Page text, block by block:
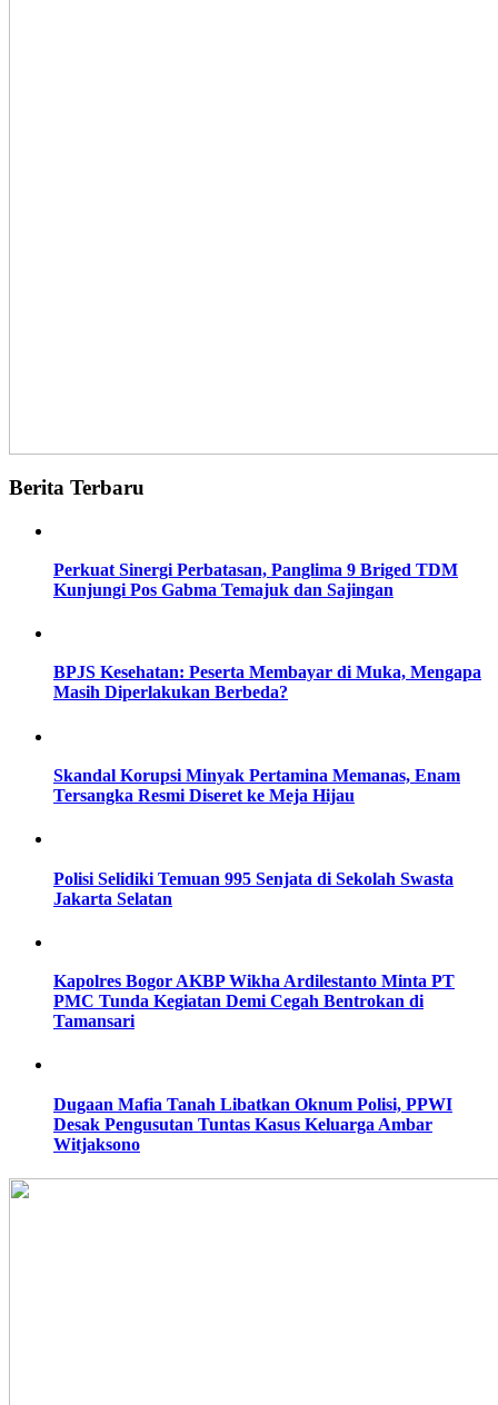
Berita Terbaru
Perkuat Sinergi Perbatasan, Panglima 9 Briged TDM
Kunjungi Pos Gabma Temajuk dan Sajingan
BPJS Kesehatan: Peserta Membayar di Muka, Mengapa
Masih Diperlakukan Berbeda?
Skandal Korupsi Minyak Pertamina Memanas, Enam
Tersangka Resmi Diseret ke Meja Hijau
Polisi Selidiki Temuan 995 Senjata di Sekolah Swasta
Jakarta Selatan
Kapolres Bogor AKBP Wikha Ardilestanto Minta PT
PMC Tunda Kegiatan Demi Cegah Bentrokan di
Tamansari
Dugaan Mafia Tanah Libatkan Oknum Polisi, PPWI
Desak Pengusutan Tuntas Kasus Keluarga Ambar
Witjaksono